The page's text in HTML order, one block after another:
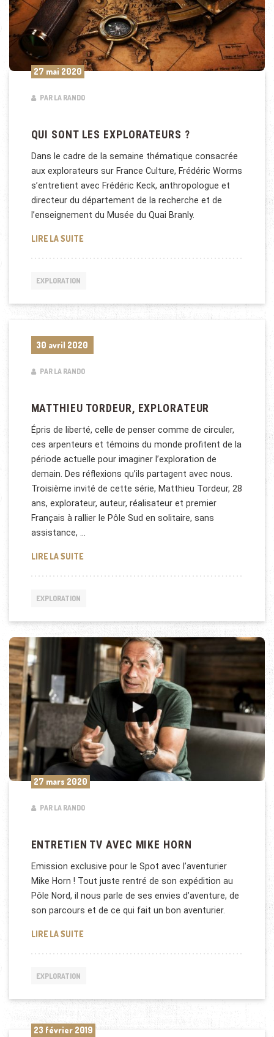
27 mai 2020
PAR LA RANDO
QUI SONT LES EXPLORATEURS ?
Dans le cadre de la semaine thématique consacrée
aux explorateurs sur France Culture, Frédéric Worms
s’entretient avec Frédéric Keck, anthropologue et
directeur du département de la recherche et de
l’enseignement du Musée du Quai Branly.
LIRE LA SUITEQUI SONT LES EXPLORATEURS ?
EXPLORATION
30 avril 2020
PAR LA RANDO
MATTHIEU TORDEUR, EXPLORATEUR
Épris de liberté, celle de penser comme de circuler,
ces arpenteurs et témoins du monde profitent de la
période actuelle pour imaginer l’exploration de
demain. Des réflexions qu’ils partagent avec nous.
Troisième invité de cette série, Matthieu Tordeur, 28
ans, explorateur, auteur, réalisateur et premier
Français à rallier le Pôle Sud en solitaire, sans
assistance, …
LIRE LA SUITEMATTHIEU TORDEUR, EXPLORATEUR
EXPLORATION
27 mars 2020
PAR LA RANDO
ENTRETIEN TV AVEC MIKE HORN
Emission exclusive pour le Spot avec l’aventurier
Mike Horn ! Tout juste rentré de son expédition au
Pôle Nord, il nous parle de ses envies d’aventure, de
son parcours et de ce qui fait un bon aventurier.
LIRE LA SUITEENTRETIEN TV AVEC MIKE HORN
EXPLORATION
23 février 2019